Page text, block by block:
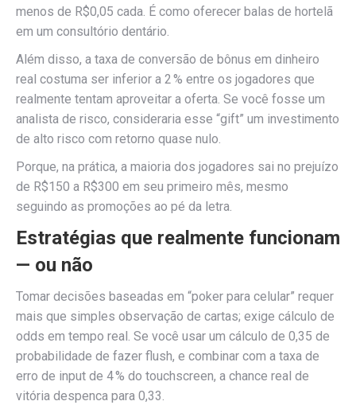
menos de R$0,05 cada. É como oferecer balas de hortelã
em um consultório dentário.
Além disso, a taxa de conversão de bônus em dinheiro
real costuma ser inferior a 2 % entre os jogadores que
realmente tentam aproveitar a oferta. Se você fosse um
analista de risco, consideraria esse “gift” um investimento
de alto risco com retorno quase nulo.
Porque, na prática, a maioria dos jogadores sai no prejuízo
de R$150 a R$300 em seu primeiro mês, mesmo
seguindo as promoções ao pé da letra.
Estratégias que realmente funcionam
— ou não
Tomar decisões baseadas em “poker para celular” requer
mais que simples observação de cartas; exige cálculo de
odds em tempo real. Se você usar um cálculo de 0,35 de
probabilidade de fazer flush, e combinar com a taxa de
erro de input de 4 % do touchscreen, a chance real de
vitória despenca para 0,33.